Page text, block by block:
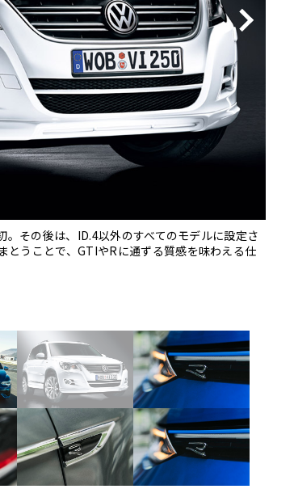
ダイハツ
スズキ
その後は、ID.4以外のすべてのモデルに設定さ
とうことで、GTIやRに通ずる質感を味わえる仕